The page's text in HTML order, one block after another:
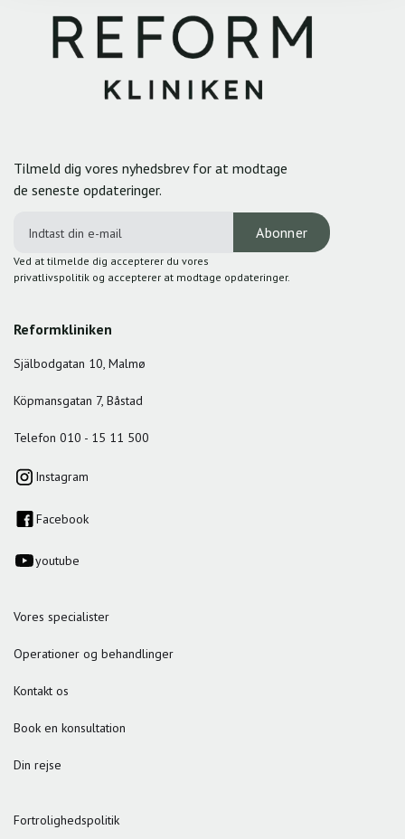
Tilmeld dig vores nyhedsbrev for at modtage
de seneste opdateringer.
Ved at tilmelde dig accepterer du vores
privatlivspolitik og accepterer at modtage opdateringer.
Reformkliniken
Själbodgatan 10, Malmø
Köpmansgatan 7, Båstad
Telefon 010 - 15 11 500
Instagram
Facebook
youtube
Vores specialister
Operationer og behandlinger
Kontakt os
Book en konsultation
Din rejse
Fortrolighedspolitik